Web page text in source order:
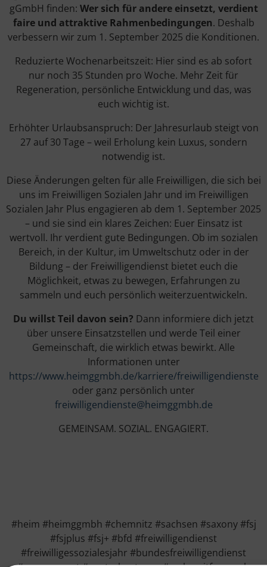
gGmbH finden: Wer sich für andere einsetzt, verdient
faire und attraktive Rahmenbedingungen. Deshalb
verbessern wir zum 1. September 2025 die Konditionen.
Reduzierte Wochenarbeitszeit: Hier sind es ab sofort
nur noch 35 Stunden pro Woche. Mehr Zeit für
Regeneration, persönliche Entwicklung und das, was
euch wichtig ist.
Erhöhter Urlaubsanspruch: Der Jahresurlaub steigt von
27 auf 30 Tage – weil Erholung kein Luxus, sondern
notwendig ist.
Diese Änderungen gelten für alle Freiwilligen, die sich bei
uns im Freiwilligen Sozialen Jahr und im Freiwilligen
Sozialen Jahr Plus engagieren ab dem 1. September 2025
– und sie sind ein klares Zeichen: Euer Einsatz ist
wertvoll. Ihr verdient gute Bedingungen. Ob im sozialen
Bereich, in der Kultur, im Umweltschutz oder in der
Bildung – der Freiwilligendienst bietet euch die
Möglichkeit, etwas zu bewegen, Erfahrungen zu
sammeln und euch persönlich weiterzuentwickeln.
Du willst Teil davon sein? Dann informiere dich jetzt
über unsere Einsatzstellen und werde Teil einer
Gemeinschaft, die wirklich etwas bewirkt. Alle
Informationen unter
https://www.heimggmbh.de/karriere/freiwilligendienste
oder ganz persönlich unter
freiwilligendienste@heimggmbh.de
GEMEINSAM. SOZIAL. ENGAGIERT.
#heim #heimggmbh #chemnitz #sachsen #saxony #fsj
#fsjplus #fsj+ #bfd #freiwilligendienst
#freiwilligessozialesjahr #bundesfreiwilligendienst